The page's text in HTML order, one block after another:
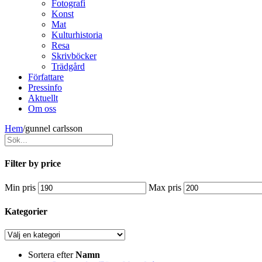
Fotografi
Konst
Mat
Kulturhistoria
Resa
Skrivböcker
Trädgård
Författare
Pressinfo
Aktuellt
Om oss
Hem/gunnel carlsson
Filter by price
Min pris Max pris
Kategorier
Sortera efterNamn